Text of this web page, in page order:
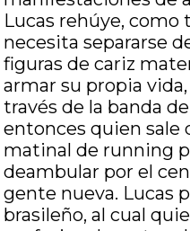
Lucas rehúye, como
necesita separarse
figuras de cariz
armar su propia
través de la banda
entonces quien sale
matinal de running
deambular por el
gente nueva. Lucas
brasileño, al cual